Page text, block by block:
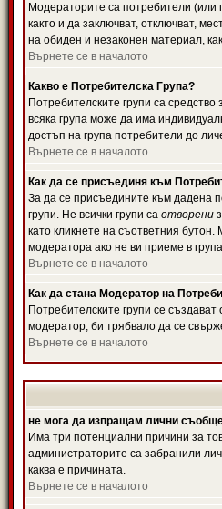
Модераторите са потребители (или
както и да заключват, отключват,
на обиден и незаконен материал,
Върнете се в началото
Какво е Потребителска Група?
Потребителските групи са
всяка група може да има
достъп на група потребители до
Върнете се в началото
Как да се присъединя към
За да се присъедините към дадена
групи. Не всички групи са отворени
като кликнете на съответния
модератора ако не ви приеме в
Върнете се в началото
Как да стана Модератор на
Потребителските групи се
модератор, би трябвало да се
Върнете се в началото
не мога да изпращам лични
Има три потенциални причини за
администраторите са забранили
каква е причината.
Върнете се в началото